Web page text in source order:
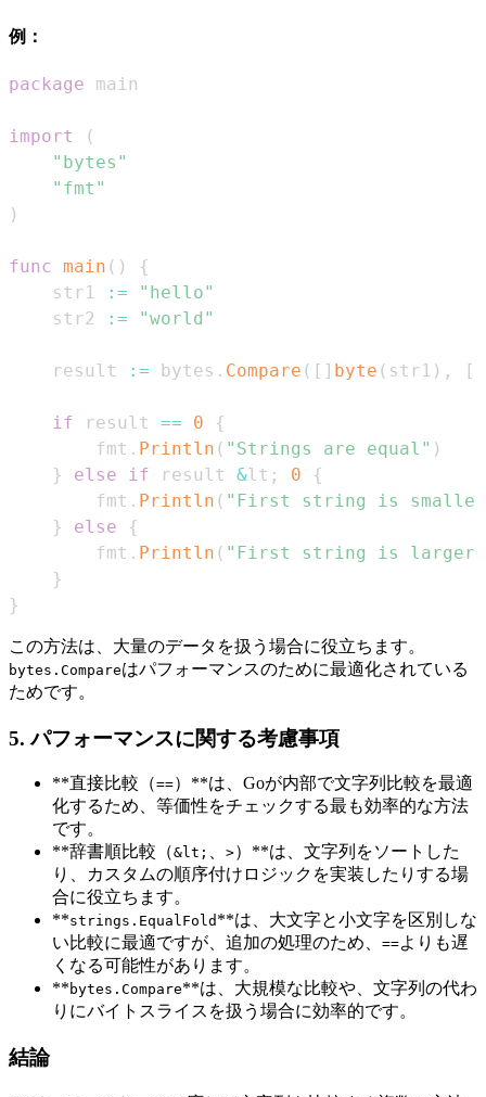
例：
package
import
(
"bytes"
"fmt"
)
func main ( )
{
    str1
:=
"hello"
    str2
:= "world"
    result
:= bytes . Compare ( [ ] byte ( str1 ) , [
if result == 0
{
        fmt
. Println ( "Strings are equal" )
}
else if result &lt ; 0
{
        fmt
. Println ( "First string is
}
else
{
        fmt
. Println ( "First string is larger"
}
}
この方法は、大量のデータを扱う場合に役立ちます。
bytes.Compareはパフォーマンスのために最適化されている
ためです。
5. パフォーマンスに関する考慮事項
**直接比較（==）**は、Goが内部で文字列比較を最適
化するため、等価性をチェックする最も効率的な方法
です。
**辞書順比較（&lt; >）**は、文字列をソートした
り、カスタムの順序付けロジックを実装したりする場
合に役立ちます。
**strings.EqualFold **は、大文字と小文字を区別しな
い比較に最適ですが、追加の処理のため、 ==よりも遅
くなる可能性があります。
** bytes.Compare**は、大規模な比較や、文字列の代わ
りにバイトスライスを扱う場合に効率的です。
結論